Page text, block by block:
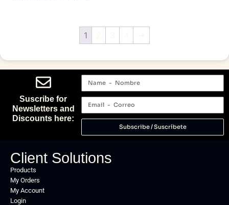
1
Suscribe for
Newsletters and
Discounts here:
Subscribe / Suscríbete
Client Solutions
Products
My Orders
My Account
Login